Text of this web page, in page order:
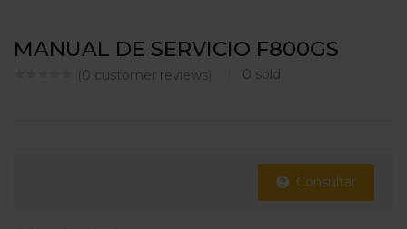
MANUAL DE SERVICIO F800GS
(0 customer reviews) 0 sold
Consultar